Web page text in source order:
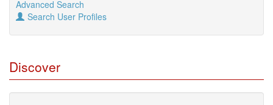
Advanced Search
Search User Profiles
Discover